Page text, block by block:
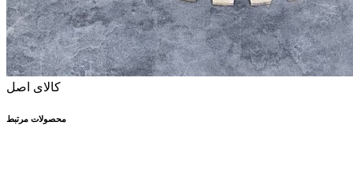
کالای اصل
محصولات مرتبط